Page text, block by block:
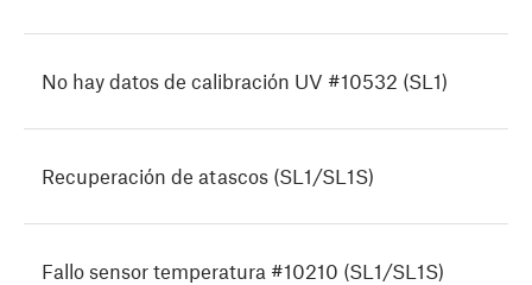
No hay datos de calibración UV #10532 (SL1)
Recuperación de atascos (SL1/SL1S)
Fallo sensor temperatura #10210 (SL1/SL1S)